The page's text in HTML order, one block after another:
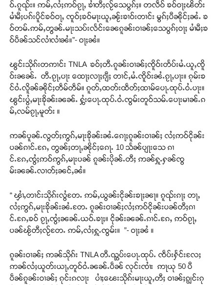
ဝ်ႉၵူၺ်း။ ဢမ်ႇလႆႈဢဝ်ၵႂႃႇ ၶၢႆတီႈလႂ်သေပွၵ်ႈ။ တလဵဝ် ၶဝ်ဝႃႈၽိတ်း
မၢႆမီႈပၵ်းပိူင်ၶဝ်ဝႃႇ ၸူဝ်ႈၶဝ်မႃးယူႇၼႂ်းၶၢဝ်းတၢင်း မွၵ်ႈပီၼိုင်ႈၼႆႉ ၶ
ဝ်တမ်ႉဢမ်ႇတွၼ်ႉမႃးသပ်းလႅင်းၼေၵူၼ်းဝၢၼ်ႈသေပွၵ်ႈဝႃႈ မၢႆမီႈၶ
ဝ်ပဵၼ်သင်လၢႆလၢႆၼႆ။”- ဝႃႈၼႆ။
ၽွင်းသိုၵ်းတဢၢင်း TNLA ၶဝ်ႈတီႉၵူၼ်းဝၢၼ်ႈၸိူဝ်းတႅပ်းမႆႉယူႇၸိူ
ဝ်းၼၼ်ႉ တီႉၵႂႃႇပႃး ထေႃႈလႃႈၵျီႈ တၢင်ႇမႆႉၸိူဝ်းၼႆႉၵႂႃႇပႃး။ ၵုမ်းၶ
င်ဝႆႉလိူၼ်ၼိုင်ႈတဵမ်တဵမ်။ ၵူတ်ႇထတ်းထဵတ်ႈထၢမ်ပေႃႉထုပ်ႉဝႆႉပႃး။
ၽွင်းပွႆႇမႃးၶိုၼ်းၼၼ်ႉ ႁွႆးပေႃႉထုပ်ႉဝႆႉၸွမ်းတူဝ်သမ်ႉပေႃးမၢၼ်ႉၵ
မ်ႇလမ်ၵႂႃႇမူတ်း ။
ဢၼ်ပူၼ်ႉလွတ်ႈဢွၵ်ႇမႃးၶိုၼ်းၼႆႉၵေႃႈၵူၼ်းဝၢၼ်ႈ လႆႈဢဝ်ငိုၼ်း
ပၼ်ၵၢင်ႉၵႄႇ တွၼ်ႈတႃႇၼိုင်ႈၵေႃႉ 10 သႅၼ်ပျႃးသေ ၵၢ
င်ႉၵႄႇၸွႆႈဢဝ်ဢွၵ်ႇမႃးပၼ် ၵူၼ်းပိုၼ်ႉတီႈ ဢၼ်ႁူႉႁၼ်ၸွ
မ်းၼၼ်ႉလၢတ်ႈၼင်ႇၼႆ။
“ ၾၢႆႇတၢင်းသိုၵ်းလွႆတႄႉ ဢမ်ႇယွၼ်းငိုၼ်းၶႃႈၼႃ။ ၵူၺ်းၵႃႈ တႃႇ
လႆႈဢွၵ်ႇမႃးၶိုၼ်းၼႆႉတႄႉ ၵူၼ်းဝၢၼ်ႈလႆႈဢဝ်ငိုၼ်းပၼ်တီႈၵၢ
င်ႉၵႄႇၶဝ် ၵႂႃႇၸွႆႈၼၼ်ႉယဝ်ႉၶႃႈ။ ငိုၼ်းၼၼ်ႉၵၢင်ႉၵႄႇ ဢဝ်ၵႂႃႇ
ပၼ်ၽႂ်တီႈလႂ်တႄႉ ဢမ်ႇလႆႈႁူႉၸွမ်း။ ”- ဝႃႈၼႆ ။
ၵူၼ်းဝၢၼ်ႈ ဢၼ်သိုၵ်း TNLA တီႉၺွပ်းပေႃႉထုပ်ႉ ၸဵပ်းႁႅင်းလႄႈ
ဢၼ်လႆႈယူတ်းယႃႇတူဝ်ဝႆႉၼၼ်ႉပဵၼ် လုင်းၸၢႆး ဢႃယု 50 ပီ
ပဵၼ်ၵူၼ်းဝၢၼ်ႈ ၵုင်းၵလႃး ပၢႆႈၽေးသိုၵ်းမႃးယူႇတီႈ ဝၢၼ်ႈၵျွင်းၵု